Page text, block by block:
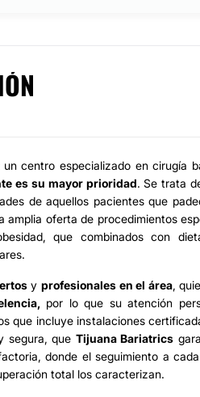
centro especializado en cirugía
es su mayor prioridad. Se trata
de aquellos pacientes que
amplia oferta de procedimientos
que combinados con
y profesionales en el área,
por lo que su atención
que incluye instalaciones
segura, que Tijuana Bariatrics
donde el seguimiento a
total los caracterizan.